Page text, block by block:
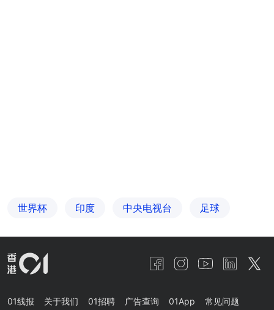
世界杯 印度 中央电视台 足球
01线报 关于我们 01招聘 广告查询 01App 常见问题